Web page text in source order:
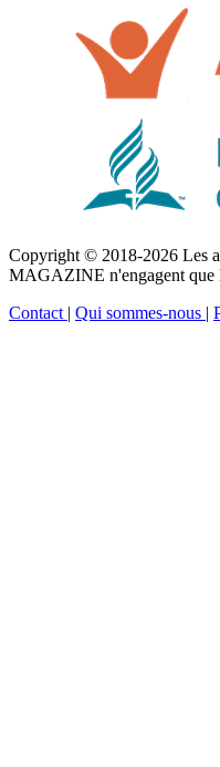
Copyright © 2018-2026 Les
MAGAZINE n'engagent que
Contact | Qui sommes-nous |